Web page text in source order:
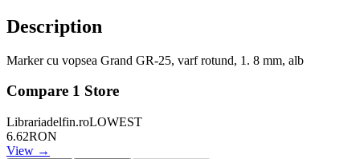
Description
Marker cu vopsea Grand GR-25, varf rotund, 1. 8 mm, alb
Compare 1 Store
Librariadelfin.roLOWEST
6.62RON
View →